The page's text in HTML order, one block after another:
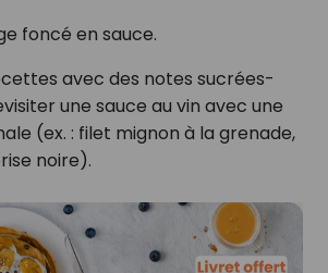
foncé en sauce.
avec des notes sucrées-
une sauce au vin avec une
(ex. : filet mignon à la grenade,
noire).